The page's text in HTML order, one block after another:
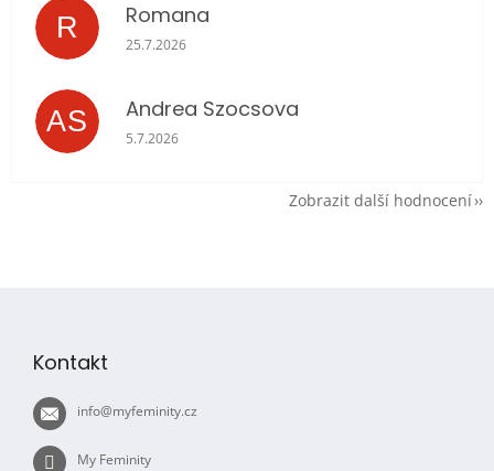
R Romana
Hodnocení obchodu je 5 z 5 hvězdiček.
25.7.2026
AS Andrea Szocsova
Hodnocení obchodu je 5 z 5 hvězdiček.
5.7.2026
Zobrazit další hodnocení
Kontakt
info@myfeminity.cz
My Feminity